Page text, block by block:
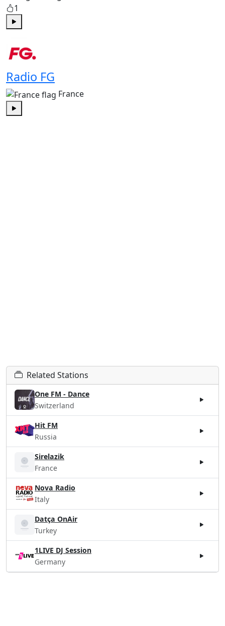
1
Radio FG
France
Play
Related Stations
One FM - Dance
Switzerland
Hit FM
Russia
Sirelazik
France
Nova Radio
Italy
Datça OnAir
Turkey
1LIVE DJ Session
Germany